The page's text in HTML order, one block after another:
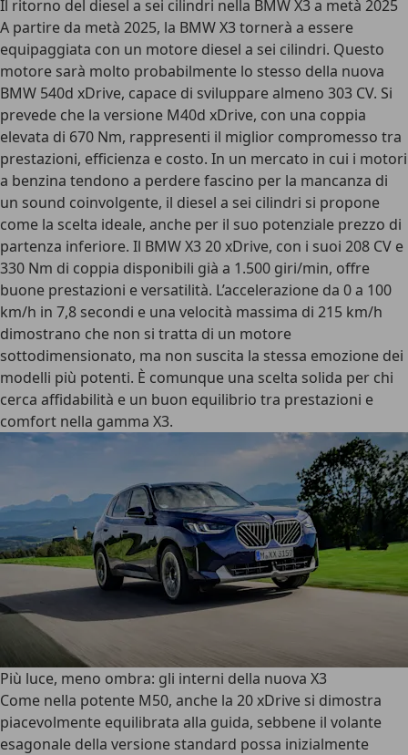
Il ritorno del diesel a sei cilindri nella BMW X3 a metà 2025
A partire da metà 2025, la BMW X3 tornerà a essere
equipaggiata con un motore diesel a sei cilindri. Questo
motore sarà molto probabilmente lo stesso della nuova
BMW 540d xDrive, capace di sviluppare almeno 303 CV. Si
prevede che la versione M40d xDrive, con una coppia
elevata di 670 Nm, rappresenti il miglior compromesso tra
prestazioni, efficienza e costo. In un mercato in cui i motori
a benzina tendono a perdere fascino per la mancanza di
un sound coinvolgente, il diesel a sei cilindri si propone
come la scelta ideale, anche per il suo potenziale prezzo di
partenza inferiore. Il BMW X3 20 xDrive, con i suoi 208 CV e
330 Nm di coppia disponibili già a 1.500 giri/min, offre
buone prestazioni e versatilità. L’accelerazione da 0 a 100
km/h in 7,8 secondi e una velocità massima di 215 km/h
dimostrano che non si tratta di un motore
sottodimensionato, ma non suscita la stessa emozione dei
modelli più potenti. È comunque una scelta solida per chi
cerca affidabilità e un buon equilibrio tra prestazioni e
comfort nella gamma X3.
Più luce, meno ombra: gli interni della nuova X3
Come nella potente M50, anche la 20 xDrive si dimostra
piacevolmente equilibrata alla guida, sebbene il volante
esagonale della versione standard possa inizialmente